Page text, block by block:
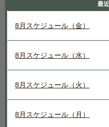
最
8月スケジュール（金）
8月スケジュール（水）
8月スケジュール（火）
8月スケジュール（月）